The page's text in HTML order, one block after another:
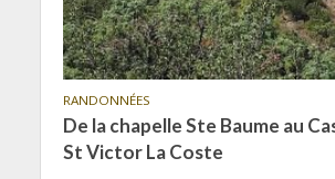
RANDONNÉES
De la chapelle Ste Baume au
St Victor La Coste